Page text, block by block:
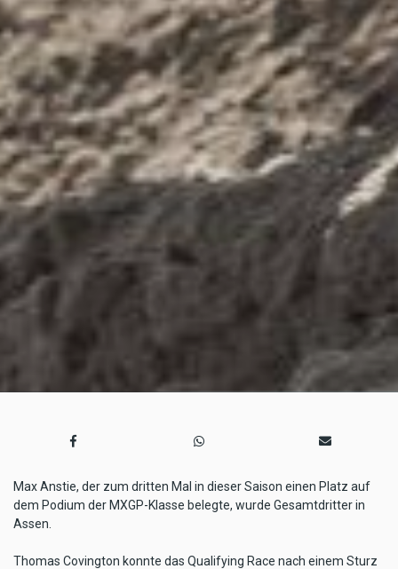
Max Anstie, der zum dritten Mal in dieser Saison einen Platz auf
dem Podium der MXGP-Klasse belegte, wurde Gesamtdritter in
Assen.
Thomas Covington konnte das Qualifying Race nach einem Sturz